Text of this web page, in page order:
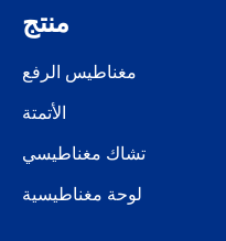
منتج
مغناطيس الرفع
الأتمتة
تشاك مغناطيسي
لوحة مغناطيسية